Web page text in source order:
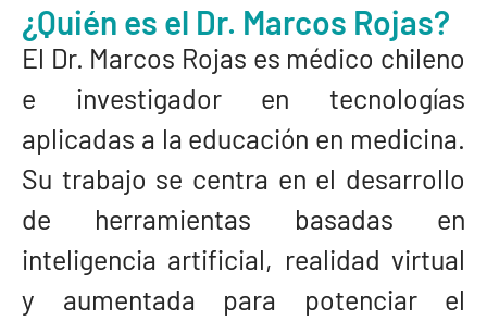
¿Quién es el Dr. Marcos Rojas?​
El Dr. Marcos Rojas es médico chileno
e investigador en tecnologías
aplicadas a la educación en medicina.
Su trabajo se centra en el desarrollo
de herramientas basadas en
inteligencia artificial, realidad virtual
y aumentada para potenciar el